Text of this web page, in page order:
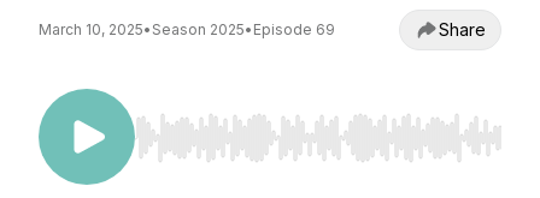
March 10, 2025• Season 2025• Episode 69 Share
Use Left/Right to seek, Home/End to jump to